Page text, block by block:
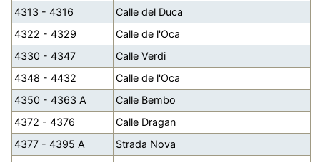
4313 - 4316
Calle del Duca
4322 - 4329
Calle de l'Oca
4330 - 4347
Calle Verdi
4348 - 4432
Calle de l'Oca
4350 - 4363 A
Calle Bembo
4372 - 4376
Calle Dragan
4377 - 4395 A
Strada Nova